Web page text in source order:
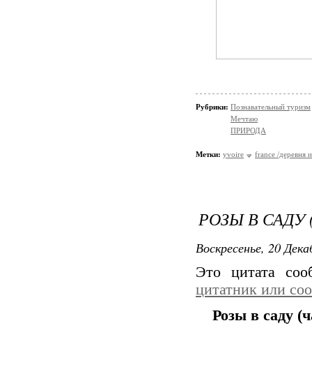
Рубрики: Познавательный туризм
Мечтаю
ПРИРОДА
Метки: yvoire france /деревня
РОЗЫ В САДУ
Воскресенье, 20
Это цитата
цитатник или
Розы в саду